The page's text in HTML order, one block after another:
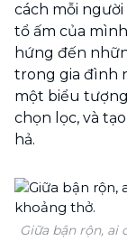
cách mỗi
tổ ấm của
hứng đến
trong gia đình
một biểu
chọn lọc, và
hả.
Giữa bận rộn,